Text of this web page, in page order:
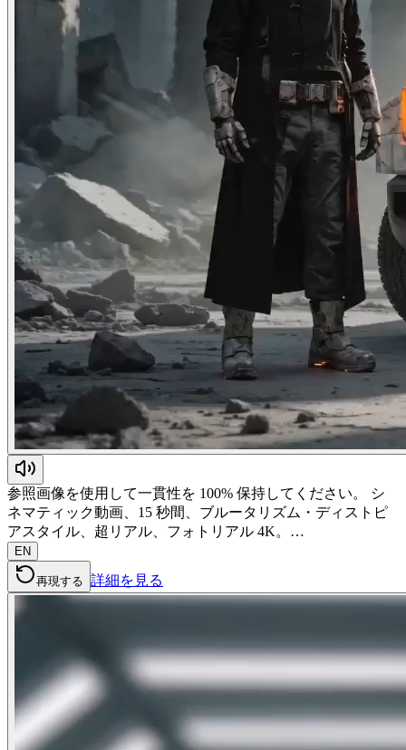
参照画像を使用して一貫性を 100% 保持してください。 シ
ネマティック動画、15 秒間、ブルータリズム・ディストピ
アスタイル、超リアル、フォトリアル 4K。…
EN
再現する 詳細を見る